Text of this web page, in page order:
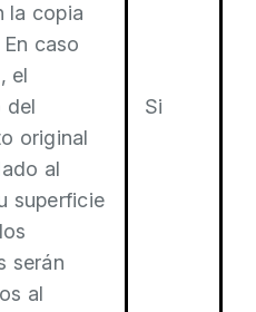
la copia
caso
el
del
original
al
superficie
serán
al
Si